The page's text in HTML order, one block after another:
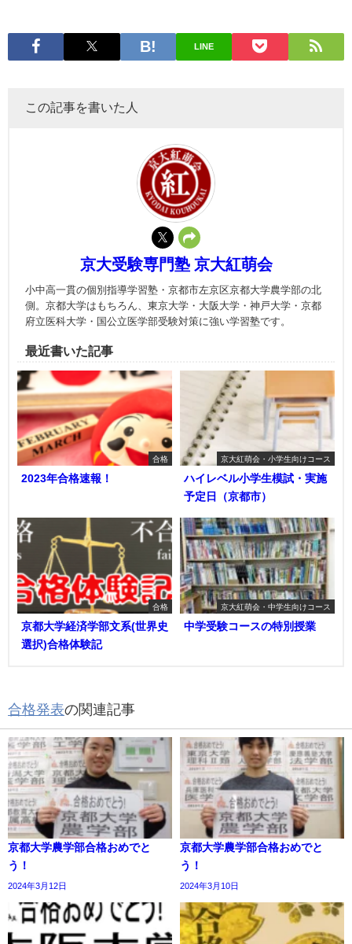
LINE
この記事を書いた人
京大受験専門塾 京大紅萌会
小中高一貫の個別指導学習塾・京都市左京区京都大学農学部の北
側。京都大学はもちろん、東京大学・大阪大学・神戸大学・京都
府立医科大学・国公立医学部受験対策に強い学習塾です。
最近書いた記事
合格
2023年合格速報！
京大紅萌会・小学生向けコース
ハイレベル小学生模試・実施
予定日（京都市）
合格
京都大学経済学部文系(世界史
選択)合格体験記
京大紅萌会・中学生向けコース
中学受験コースの特別授業
合格発表の関連記事
京都大学農学部合格おめでと
う！
2024年3月12日
京都大学農学部合格おめでと
う！
2024年3月10日